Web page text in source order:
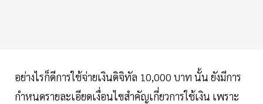
อย่างไรก็ดีการใช้จ่ายเงินดิจิทัล 10,000 บาท นั้น ยังมีการ
กำหนดรายละเอียดเงื่อนไขสำคัญเกี่ยวการใช้เงิน เพราะ